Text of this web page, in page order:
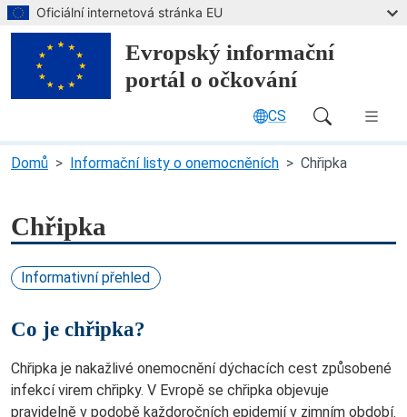
Přejít na hlavní obsah
Oficiální internetová stránka EU
Evropský informační
portál o očkování
CS
Main Navigation (desktop)
Domů Informační listy o onemocněních Chřipka
Chřipka
Informativní přehled
Co je chřipka?
Chřipka je nakažlivé onemocnění dýchacích cest způsobené
infekcí virem chřipky. V Evropě se chřipka objevuje
pravidelně v podobě každoročních epidemií v zimním období.